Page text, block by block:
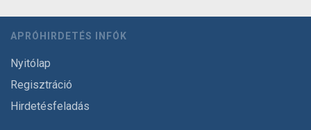
APRÓHIRDETÉS INFÓK
Nyitólap
Regisztráció
Hirdetésfeladás